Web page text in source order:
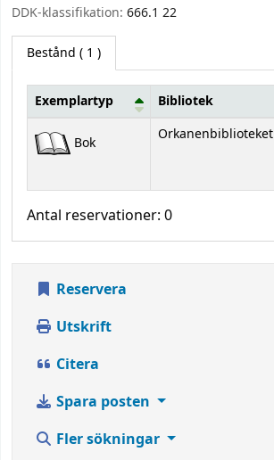
DDK-klassifikation: 666.1 22
Bestånd ( 1 )
Bestånd
Exemplartyp Bibliotek
Bok Orkanenbiblioteket
Antal reservationer: 0
Reservera
Utskrift
Citera
Spara posten
Fler sökningar